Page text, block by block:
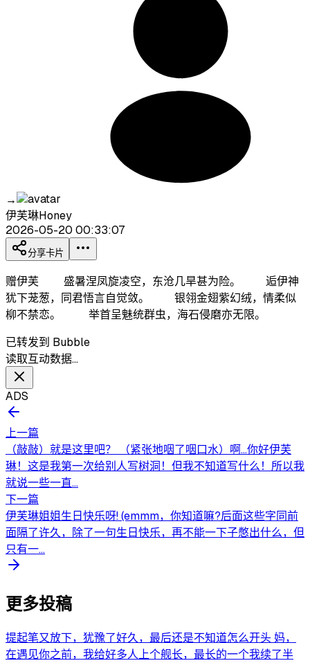
→
伊芙琳Honey
2026-05-20 00:33:07
分享卡片
赠伊芙 盛暑涅凤旋凌空，东沧几旱甚为险。 逅伊神
犹下茏葱，同君悟言自觉敛。 银翎金翅紫幻绒，情柔似
柳不禁恋。 举首呈魅统群虫，海石侵磨亦无限。
已转发到 Bubble
读取互动数据…
ADS
上一篇
（敲敲）就是这里吧？ （紧张地咽了咽口水）啊…你好伊芙
琳！这是我第一次给别人写树洞！但我不知道写什么！所以我
就说一些一直...
下一篇
伊芙琳姐姐生日快乐呀! (emmm，你知道嘛?后面这些字同前
面隔了许久，除了一句生日快乐，再不能一下子憋出什么，但
只有一...
更多投稿
提起笔又放下，犹豫了好久，最后还是不知道怎么开头 妈，
在遇见你之前，我给好多人上个舰长，最长的一个我续了半